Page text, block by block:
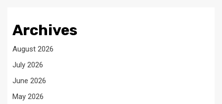
Archives
August 2026
July 2026
June 2026
May 2026